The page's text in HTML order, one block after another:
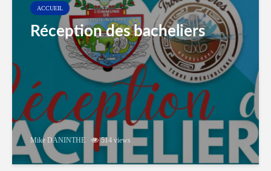
ACCUEIL
Réception des bacheliers
Mike DANINTHE 514 views